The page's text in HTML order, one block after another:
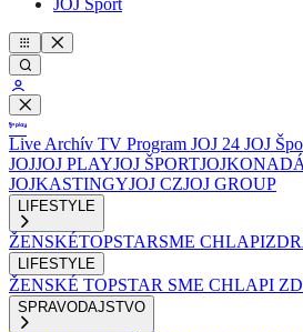
JOJ Šport
Live Archív TV Program JOJ 24 JOJ
JOJJOJ PLAYJOJ ŠPORTJOJKO
JOJKASTINGYJOJ CZJOJ GROUP
LIFESTYLE
ŽENSKÉTOPSTARSME CHLAPI
LIFESTYLE
ŽENSKÉ TOPSTAR SME CHLAPI
SPRAVODAJSTVO